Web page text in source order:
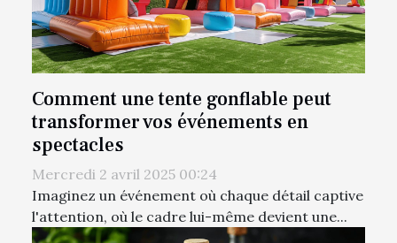
Comment une tente gonflable peut
transformer vos événements en
spectacles
Mercredi 2 avril 2025 00:24
Imaginez un événement où chaque détail captive
l'attention, où le cadre lui-même devient une...